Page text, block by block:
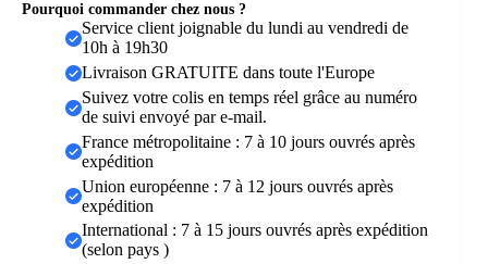
Pourquoi commander chez nous ?
Service client joignable du lundi au vendredi de
10h à 19h30
Livraison GRATUITE dans toute l'Europe
Suivez votre colis en temps réel grâce au numéro
de suivi envoyé par e-mail.
France métropolitaine : 7 à 10 jours ouvrés après
expédition
Union européenne : 7 à 12 jours ouvrés après
expédition
International : 7 à 15 jours ouvrés après expédition
(selon pays )